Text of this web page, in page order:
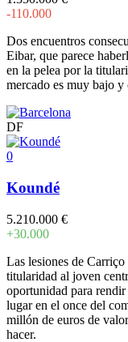
-110.000
Dos encuentros
Eibar, que parece
en la pelea por la
mercado es muy bajo y
DF
0
Koundé
5.210.000 €
+30.000
Las lesiones de
titularidad al joven
oportunidad para
lugar en el once del
millón de euros de
hacer.